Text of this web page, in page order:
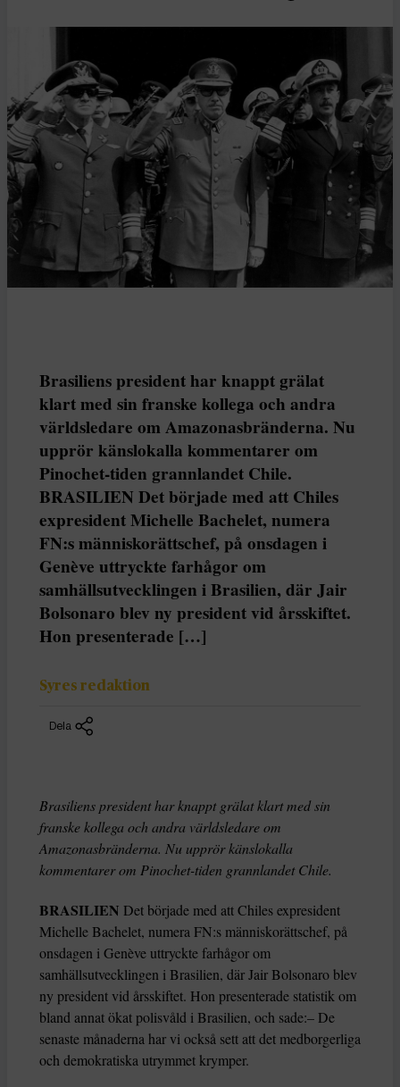
Brasiliens president har knappt grälat
klart med sin franske kollega och andra
världsledare om Amazonasbränderna. Nu
upprör känslokalla kommentarer om
Pinochet-tiden grannlandet Chile.
BRASILIEN Det började med att Chiles
expresident Michelle Bachelet, numera
FN:s människorättschef, på onsdagen i
Genève uttryckte farhågor om
samhällsutvecklingen i Brasilien, där Jair
Bolsonaro blev ny president vid årsskiftet.
Hon presenterade […]
Syres redaktion
Dela
Brasiliens president har knappt grälat klart med sin
franske kollega och andra världsledare om
Amazonasbränderna. Nu upprör känslokalla
kommentarer om Pinochet-tiden grannlandet Chile.
BRASILIEN Det började med att Chiles expresident
Michelle Bachelet, numera FN:s människorättschef, på
onsdagen i Genève uttryckte farhågor om
samhällsutvecklingen i Brasilien, där Jair Bolsonaro blev
ny president vid årsskiftet. Hon presenterade statistik om
bland annat ökat polisvåld i Brasilien, och sade:– De
senaste månaderna har vi också sett att det medborgerliga
och demokratiska utrymmet krymper.